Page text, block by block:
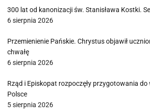
300 lat od kanonizacji św. Stanisława Kostki.
6 sierpnia 2026
Przemienienie Pańskie. Chrystus objawił
chwałę
6 sierpnia 2026
Rząd i Episkopat rozpoczęły przygotowania
Polsce
5 sierpnia 2026